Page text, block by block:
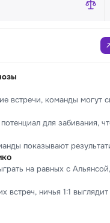
встречи, команды могут
для забивания,
показывают
на равных с
встреч, ничья 1:1